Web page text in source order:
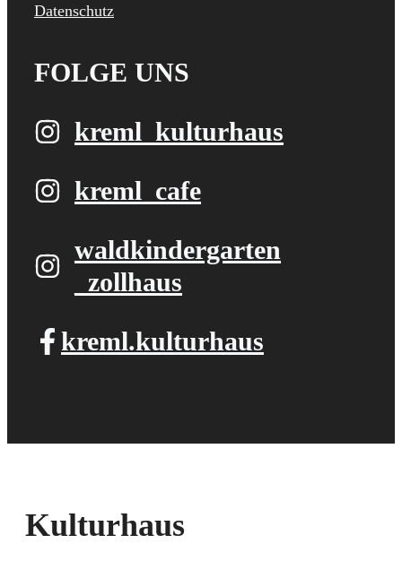
Datenschutz
FOLGE UNS
kreml_kulturhaus
kreml_cafe
waldkindergarten​
_zollhaus
kreml.kulturhaus
Kulturhaus